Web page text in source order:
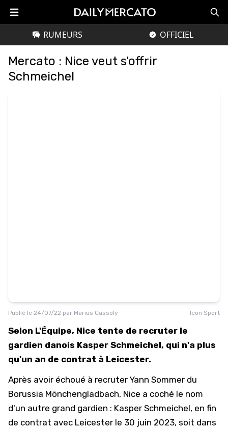
RUMEURS OFFICIEL
Mercato : Nice veut s'offrir
Schmeichel
Publié le 24/07/22 par Marius Cassoly Icon Sport
Selon L'Équipe, Nice tente de recruter le
gardien danois Kasper Schmeichel, qui n'a plus
qu'un an de contrat à Leicester.
Après avoir échoué à recruter Yann Sommer du
Borussia Mönchengladbach, Nice a coché le nom
d'un autre grand gardien : Kasper Schmeichel, en fin
de contrat avec Leicester le 30 juin 2023, soit dans